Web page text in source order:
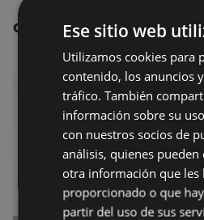
OTRAS NOTICIAS
Ese sitio web
Utilizamos cookies para
contenido, los anuncios
tráfico. También
información sobre su
con nuestros socios de
análisis, quienes
otra información que les
proporcionado o que
partir del uso de sus